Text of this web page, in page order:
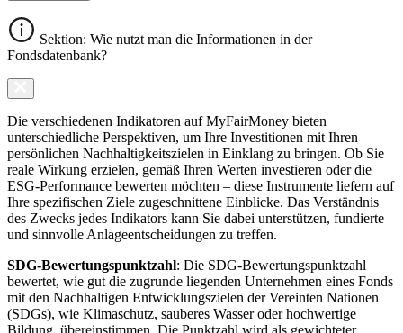
Sektion: Wie nutzt man die Informationen in der
Fondsdatenbank?
Die verschiedenen Indikatoren auf MyFairMoney bieten
unterschiedliche Perspektiven, um Ihre Investitionen mit Ihren
persönlichen Nachhaltigkeitszielen in Einklang zu bringen. Ob Sie
reale Wirkung erzielen, gemäß Ihren Werten investieren oder die
ESG-Performance bewerten möchten – diese Instrumente liefern auf
Ihre spezifischen Ziele zugeschnittene Einblicke. Das Verständnis
des Zwecks jedes Indikators kann Sie dabei unterstützen, fundierte
und sinnvolle Anlageentscheidungen zu treffen.
SDG-Bewertungspunktzahl: Die SDG-Bewertungspunktzahl
bewertet, wie gut die zugrunde liegenden Unternehmen eines Fonds
mit den Nachhaltigen Entwicklungszielen der Vereinten Nationen
(SDGs), wie Klimaschutz, sauberes Wasser oder hochwertige